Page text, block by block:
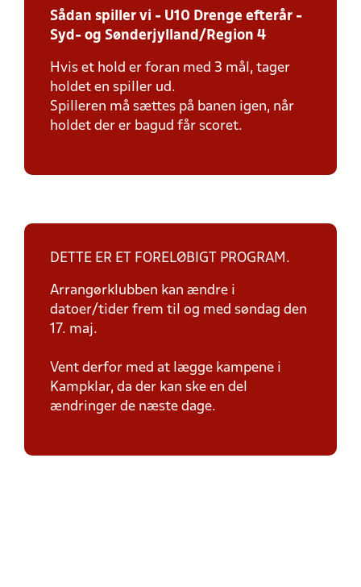
Sådan spiller vi - U10 Drenge efterår -
Syd- og Sønderjylland/Region 4
Hvis et hold er foran med 3 mål, tager
holdet en spiller ud.
Spilleren må sættes på banen igen, når
holdet der er bagud får scoret.
DETTE ER ET FORELØBIGT PROGRAM.
Arrangørklubben kan ændre i
datoer/tider frem til og med søndag den
17. maj.
Vent derfor med at lægge kampene i
Kampklar, da der kan ske en del
ændringer de næste dage.